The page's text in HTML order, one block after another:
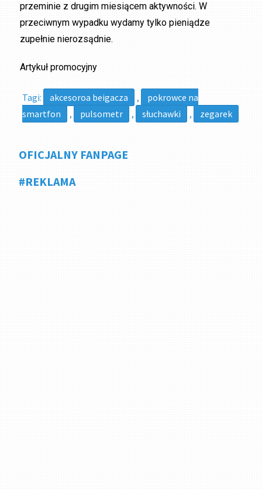
przeminie z drugim miesiącem aktywności. W
przeciwnym wypadku wydamy tylko pieniądze
zupełnie nierozsądnie.
Artykuł promocyjny
Tagi: akcesoroa beigacza ,
pokrowce na
smartfon
, pulsometr , słuchawki , zegarek
OFICJALNY FANPAGE
#REKLAMA